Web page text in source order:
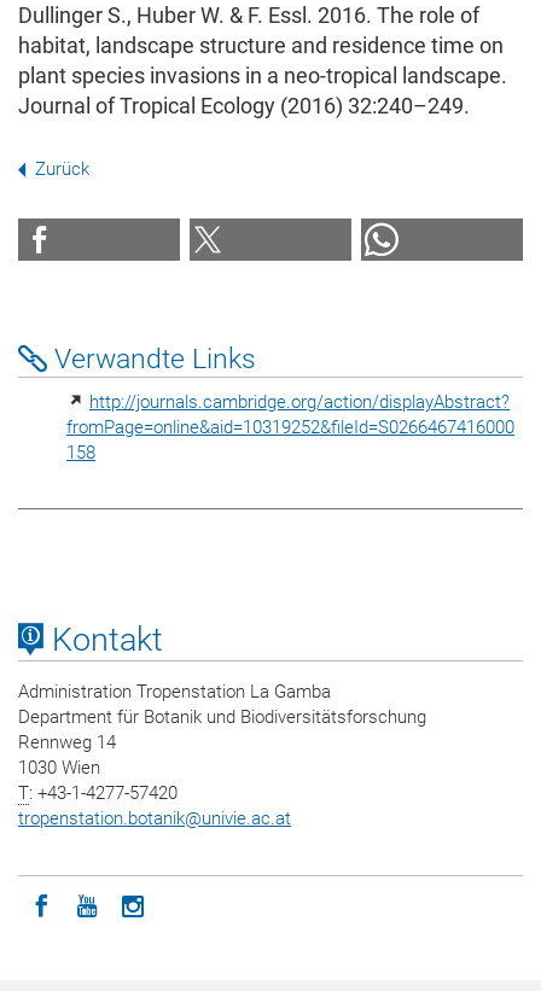
Dullinger S., Huber W. & F. Essl. 2016. The role of
habitat, landscape structure and residence time on
plant species invasions in a neo-tropical landscape.
Journal of Tropical Ecology (2016) 32:240–249.
Zurück
Verwandte Links
http://journals.cambridge.org/action/displayAbstract?
fromPage=online&aid=10319252&fileId=S0266467416000
158
Kontakt
Administration Tropenstation La Gamba
Department für Botanik und Biodiversitätsforschung
Rennweg 14
1030 Wien
T: +43-1-4277-57420
tropenstation.botanik@univie.ac.at
Icon facebook
Icon youtube
Icon instagram